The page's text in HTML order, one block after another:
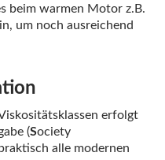
beim warmen Motor z.B.
um noch ausreichend
erfolgt
(Society
alle modernen